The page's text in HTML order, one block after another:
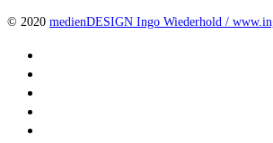
© 2020 medienDESIGN Ingo Wiederhold /